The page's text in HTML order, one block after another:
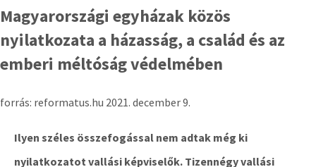
Magyarországi egyházak közös
nyilatkozata a házasság, a család és az
emberi méltóság védelmében
forrás: reformatus.hu 2021. december 9.
Ilyen széles összefogással nem adtak még ki
nyilatkozatot vallási képviselők. Tizennégy vallási